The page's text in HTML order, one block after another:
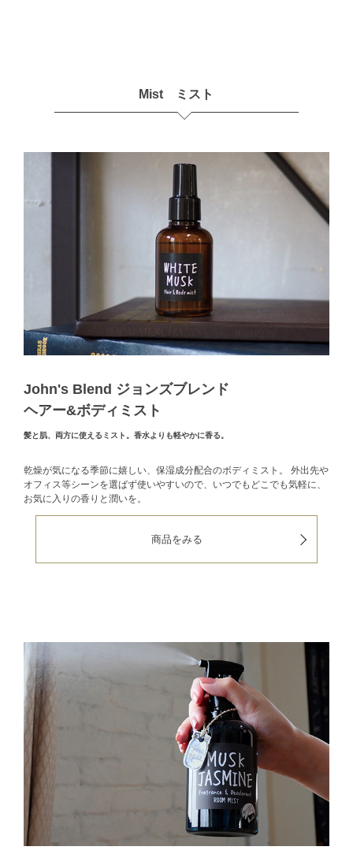
Mist ミスト
John's Blend ジョンズブレンド
ヘアー&ボディミスト
髪と肌、両方に使えるミスト。香水よりも軽やかに香る。
乾燥が気になる季節に嬉しい、保湿成分配合のボディミスト。
外出先や
オフィス等シーンを選ばず使いやすいので、いつでもどこでも気軽に、
お気に入りの香りと潤いを。
商品をみる